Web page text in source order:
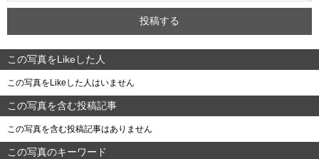
この写真をLikeした人
この写真をLikeした人はいません
この写真を含む投稿記事
この写真を含む投稿記事はありません
この写真のキーワード